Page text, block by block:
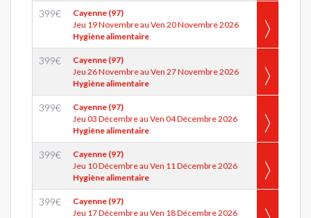
399€
Cayenne (97)
Jeu 19 Novembre au Ven 20 Novembre 2026
Hygiène alimentaire
399€
Cayenne (97)
Jeu 26 Novembre au Ven 27 Novembre 2026
Hygiène alimentaire
399€
Cayenne (97)
Jeu 03 Décembre au Ven 04 Décembre 2026
Hygiène alimentaire
399€
Cayenne (97)
Jeu 10 Décembre au Ven 11 Décembre 2026
Hygiène alimentaire
399€
Cayenne (97)
Jeu 17 Décembre au Ven 18 Décembre 2026